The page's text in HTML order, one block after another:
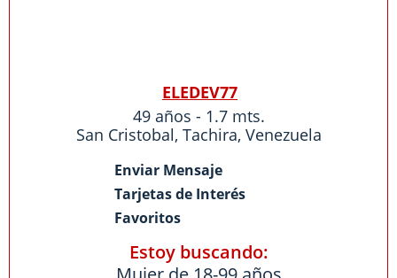
ELEDEV77
49 años - 1.7 mts.
San Cristobal, Tachira, Venezuela
Enviar Mensaje
Tarjetas de Interés
Favoritos
Estoy buscando: